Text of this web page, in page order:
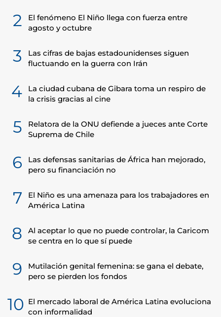
2
El fenómeno El Niño llega con fuerza entre
agosto y octubre
3
Las cifras de bajas estadounidenses siguen
fluctuando en la guerra con Irán
4
La ciudad cubana de Gibara toma un respiro de
la crisis gracias al cine
5
Relatora de la ONU defiende a jueces ante Corte
Suprema de Chile
6
Las defensas sanitarias de África han mejorado,
pero su financiación no
7
El Niño es una amenaza para los trabajadores en
América Latina
8
Al aceptar lo que no puede controlar, la Caricom
se centra en lo que sí puede
9
Mutilación genital femenina: se gana el debate,
pero se pierden los fondos
10 El mercado laboral de América Latina evoluciona
con informalidad